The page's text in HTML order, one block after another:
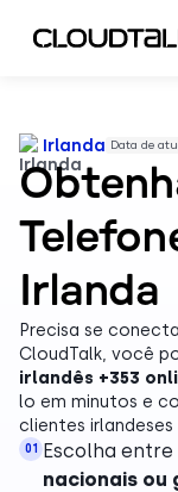
Irlanda Data de
Irlanda
Precisa se
CloudTalk, você
irlandês +353
lo em minutos e
clientes
01 Escolha
nacionais ou